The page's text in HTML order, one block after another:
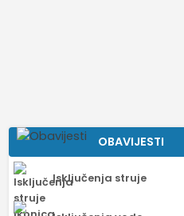
OBAVIJESTI
Isključenja struje